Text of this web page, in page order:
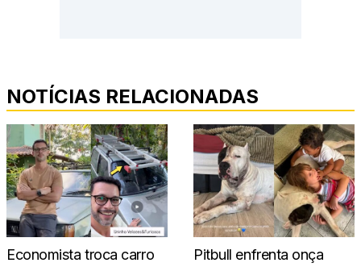
NOTÍCIAS RELACIONADAS
Economista troca carro
Pitbull enfrenta onça